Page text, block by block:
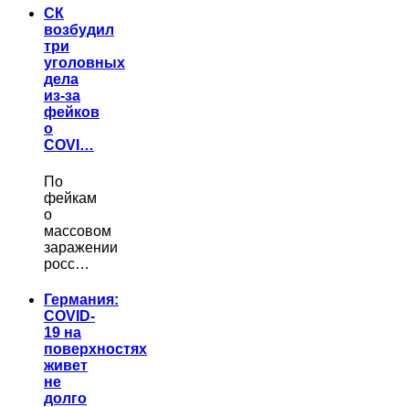
СК
возбудил
три
уголовных
дела
из-за
фейков
о
COVI…
По
фейкам
о
массовом
заражении
росс…
Германия:
COVID-
19 на
поверхностях
живет
не
долго